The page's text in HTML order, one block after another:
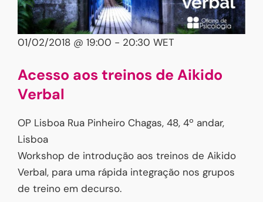
01/02/2018 @ 19:00 - 20:30 WET
Acesso aos treinos de Aikido
Verbal
OP Lisboa Rua Pinheiro Chagas, 48, 4º andar,
Lisboa
Workshop de introdução aos treinos de Aikido
Verbal, para uma rápida integração nos grupos
de treino em decurso.